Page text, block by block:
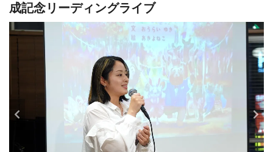
成記念リーディングライブ